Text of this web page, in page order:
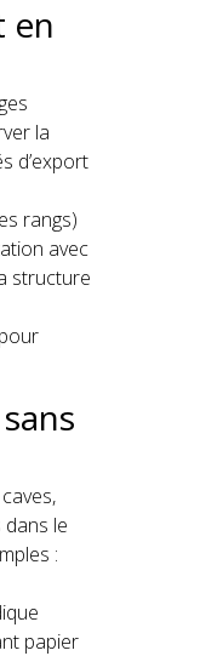
en
la
d’export
rangs)
avec
structure
le
:
papier